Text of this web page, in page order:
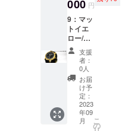
ティー
ル
キャリ
ング
ケース/
合皮 ・
カラー
展開：
文字盤/
白.黒
時計本
体/ステ
ンレス
ｃｍ
ーズ含
まず）×
厚み1ｃ
ｍ×ラグ
幅2.2ｃ
ｍ ：
キャリ
ング
ケース/
横37ｃ
ｍ×縦28
ｃｍ×厚
作マ
ニュア
ル
５．す
べてを
収める
キャ
リー
バッグ
・数
量：1
要な工
具一
式
２.
機械式
手巻
ムーブ
メン
ト
３．時
計ケー
ス、ダ
000 円
9：マッ
トイエ
ロー/黒
文字盤
【定価
67000
円から
5000円
引き】
・商品
ジャン
ル（手
支援
者：
0人
お届
け予
定：
2023
年09
月
こ
の